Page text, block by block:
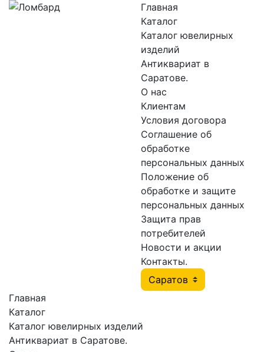
Главная
Каталог
Каталог ювелирных
изделий
Антиквариат в
Саратове.
О нас
Клиентам
Условия договора
Соглашение об
обработке
персональных данных
Положение об
обработке и защите
персональных данных
Защита прав
потребителей
Новости и акции
Контакты.
Главная
Каталог
Каталог ювелирных изделий
Антиквариат в Саратове.